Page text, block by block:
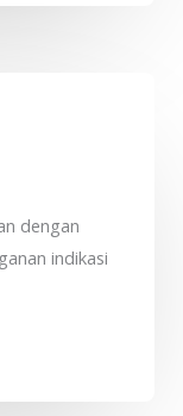
dengan
indikasi